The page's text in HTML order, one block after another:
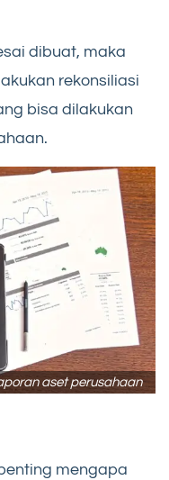
dibuat, maka
rekonsiliasi
bisa dilakukan
aset perusahaan
mengapa